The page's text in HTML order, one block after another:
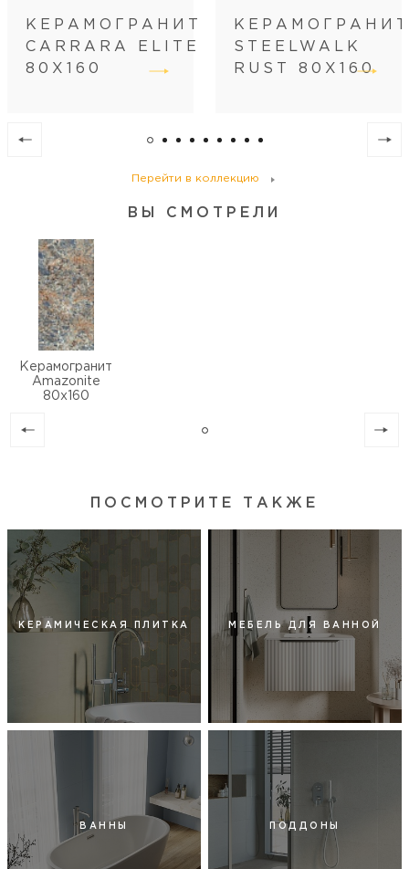
Кол-во коробок на поддоне 41
Кол-во м2 (м.п.) на поддоне
Вес поддона (кг) 2091
Перейти в коллекцию
КЕРАМОГРАНИТ
CARRARA ELITE
80Х160
КЕРАМОГРАНИТ
STEELWALK
RUST 80Х160
ВЫ СМОТРЕЛИ
Керамогранит
Amazonite
80х160
ПОСМОТРИТЕ ТАКЖЕ
КЕРАМИЧЕСКАЯ ПЛИТКА МЕБЕЛЬ ДЛЯ ВАННОЙ
ВАННЫ ПОДДОНЫ